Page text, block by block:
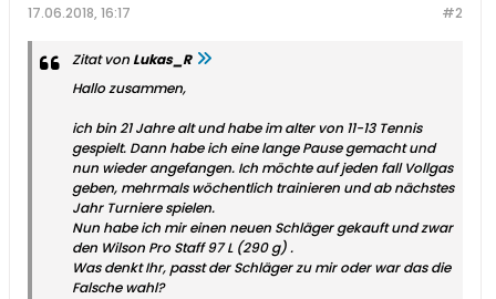
#2
17.06.2018, 16:17
Zitat vonLukas_R
Hallo zusammen,
ich bin 21 Jahre alt und habe im alter von 11-13 Tennis
gespielt. Dann habe ich eine lange Pause gemacht und
nun wieder angefangen. Ich möchte auf jeden fall Vollgas
geben, mehrmals wöchentlich trainieren und ab nächstes
Jahr Turniere spielen.
Nun habe ich mir einen neuen Schläger gekauft und zwar
den Wilson Pro Staff 97 L (290 g) .
Was denkt Ihr, passt der Schläger zu mir oder war das die
Falsche wahl?